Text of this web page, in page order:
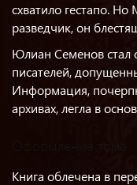
схватило гестапо.
разведчик, он
Юлиан Семенов стал
писателей,
Информация,
архивах, легла в
Книга облечена в